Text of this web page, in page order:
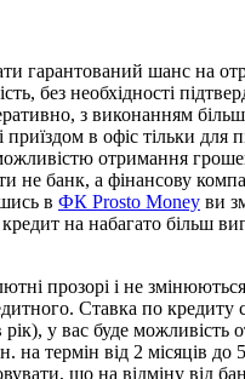
гарантований шанс на
без необхідності
з виконанням
приїздом в офіс тільки для
отримання
не банк, а фінансову
в ФК Prosto Money ви
на набагато більш
прозорі і не
Ставка по кредиту
у вас буде можливість
на термін від 2 місяців до
що на відміну від